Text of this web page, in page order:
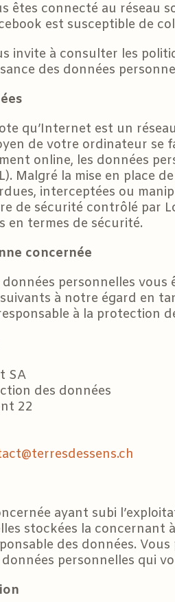
êtes connecté au
est susceptible de
invite à consulter les
des données
qu’Internet est un
de votre ordinateur se
online, les données
Malgré la mise en place
interceptées ou
de sécurité contrôlé par
en termes de sécurité.
concernée
données personnelles
à notre égard en
à la protection
SA
des données
22
ayant subi
stockées la concernant
des données.
données personnelles qui